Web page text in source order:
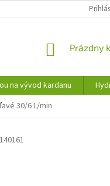
ÚDAJOV INFORMÁCIE O
NÁKUPNÝ
Prázdny
na vývod kardanu
30/6 L/min
140161